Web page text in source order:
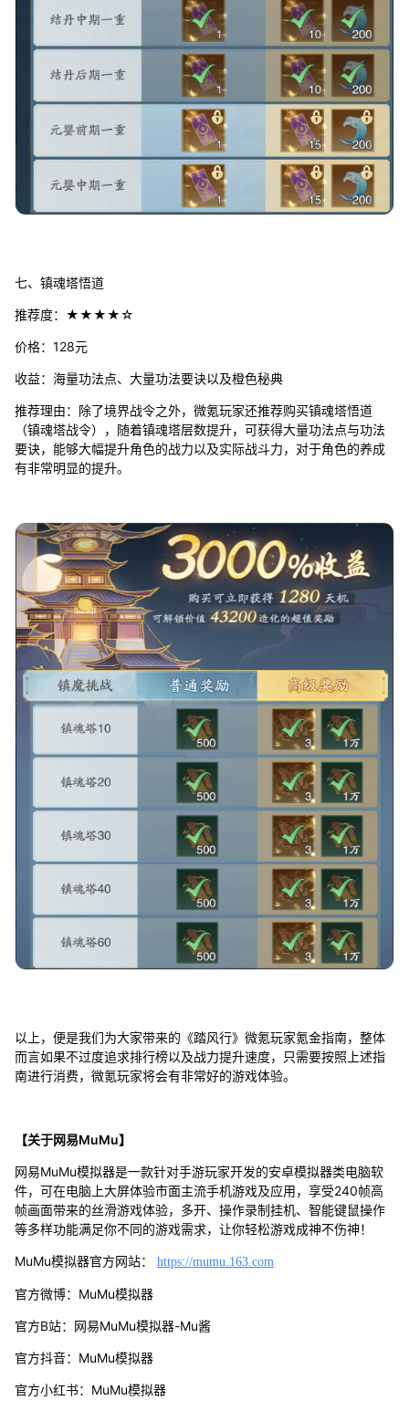
七、镇魂塔悟道
推荐度：★★★★☆
价格：128元
收益：海量功法点、大量功法要诀以及橙色秘典
推荐理由：除了境界战令之外，微氪玩家还推荐购买镇魂塔悟道
（镇魂塔战令），随着镇魂塔层数提升，可获得大量功法点与功法
要诀，能够大幅提升角色的战力以及实际战斗力，对于角色的养成
有非常明显的提升。
以上，便是我们为大家带来的《踏风行》微氪玩家氪金指南，整体
而言如果不过度追求排行榜以及战力提升速度，只需要按照上述指
南进行消费，微氪玩家将会有非常好的游戏体验。
【关于网易MuMu】
网易MuMu模拟器是一款针对手游玩家开发的安卓模拟器类电脑软
件，可在电脑上大屏体验市面主流手机游戏及应用，享受240帧高
帧画面带来的丝滑游戏体验，多开、操作录制挂机、智能键鼠操作
等多样功能满足你不同的游戏需求，让你轻松游戏成神不伤神！
MuMu模拟器官方网站： https://mumu.163.com
官方微博：MuMu模拟器
官方B站：网易MuMu模拟器-Mu酱
官方抖音：MuMu模拟器
官方小红书：MuMu模拟器